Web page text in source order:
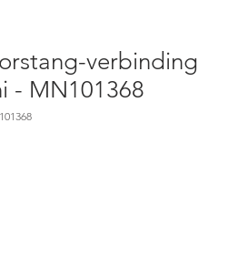
verbinding
- MN101368